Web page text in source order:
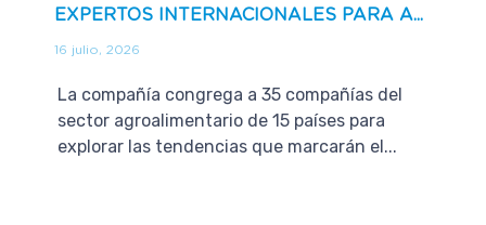
EXPERTOS INTERNACIONALES PARA A...
16 julio, 2026
La compañía congrega a 35 compañías del
sector agroalimentario de 15 países para
explorar las tendencias que marcarán el...